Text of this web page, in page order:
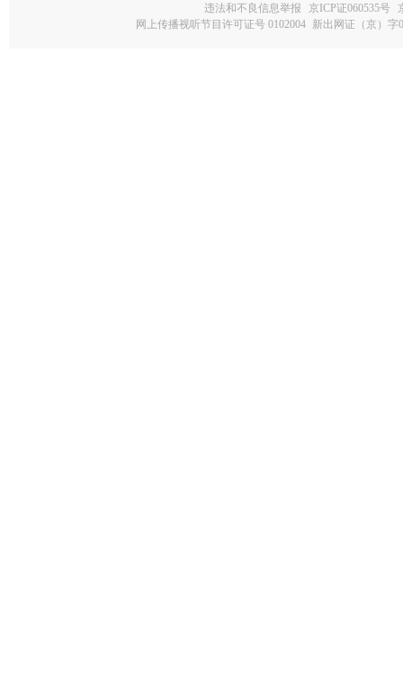
违法和不良信息举报
京ICP证060535号
网上传播视听节目许可证号 0102004 新出网证（京）